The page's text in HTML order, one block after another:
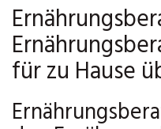
für zu Hause